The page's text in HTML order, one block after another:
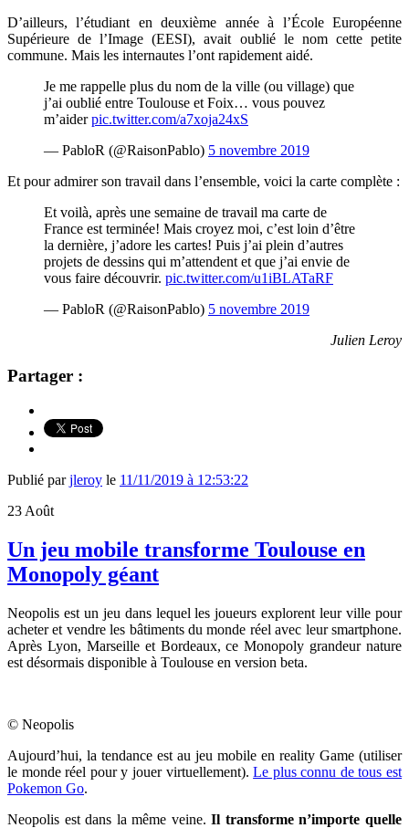
D’ailleurs, l’étudiant endeuxième année à l’École Européenne
Supérieure de l’Image (EESI), avait oublié le nom cette petite
commune. Mais les internautes l’ont rapidement aidé.
Je me rappelle plus du nom de la ville (ou village) que
j’ai oublié entre Toulouse et Foix… vous pouvez
m’aiderpic.twitter.com/a7xoja24xS
— PabloR (@RaisonPablo) 5 novembre 2019
Et pour admirer son travail dans l’ensemble, voici la carte complète :
Et voilà, après une semaine de travail ma carte de
France est terminée! Mais croyez moi, c’est loin d’être
la dernière, j’adore les cartes! Puis j’ai plein d’autres
projets de dessins qui m’attendent et que j’ai envie de
vous faire découvrir. pic.twitter.com/u1iBLATaRF
— PabloR (@RaisonPablo) 5 novembre 2019
Julien Leroy
Partager :
Publié parjleroy le 11/11/2019 à 12:53:22
23 Août
Un jeu mobile transforme Toulouse en
Monopoly géant
Neopolis est un jeu dans lequel les joueurs explorent leur ville pour
acheter et vendre les bâtiments du monde réel avec leur smartphone.
Après Lyon, Marseille et Bordeaux, ce Monopoly grandeur nature
est désormais disponible à Toulouse en version beta.
© Neopolis
Aujourd’hui, la tendance est au jeu mobile en reality Game (utiliser
le monde réel pour y jouer virtuellement).Le plus connu de tous est
Pokemon Go.
Neopolis est dans la même veine.Il transforme n’importe quelle